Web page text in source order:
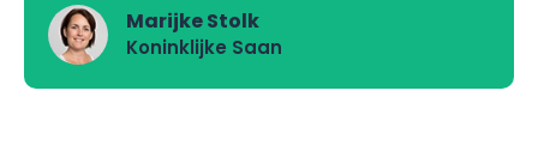
Marijke Stolk
Koninklijke Saan